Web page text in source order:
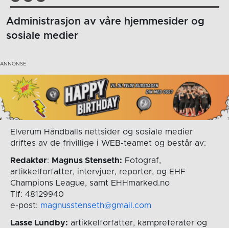
Administrasjon av våre hjemmesider og
sosiale medier
Elverum Håndballs nettsider og sosiale medier
driftes av de frivillige i WEB-teamet og består av:
Redaktør: Magnus Stenseth: Fotograf,
artikkelforfatter, intervjuer, reporter, og EHF
Champions League, samt EHHmarked.no
Tlf: 48129940
e-post: magnusstenseth@gmail.com
Lasse Lundby: artikkelforfatter, kampreferater og